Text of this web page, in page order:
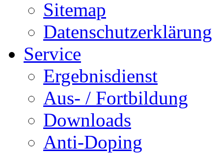
Sitemap
Datenschutzerklärung
Service
Ergebnisdienst
Aus- / Fortbildung
Downloads
Anti-Doping